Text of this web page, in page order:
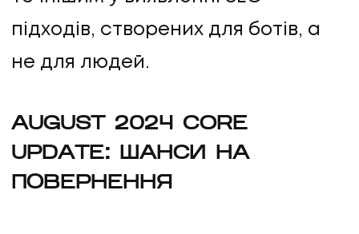
підходів, створених для ботів, а
не для людей.
AUGUST 2024 CORE
UPDATE: ШАНСИ НА
ПОВЕРНЕННЯ
КАР'ЄРА
КАР'ЄРА
БЛОГ
ПРО НАС